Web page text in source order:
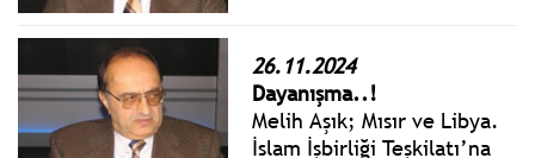
merkezi olmasına önem
veriliyordu.
inkılâpları doğrultusunda,
çağdaş bilim ve eğitim
esaslarına göre, devletin
gözetim ve denetimi
26.11.2024
Dayanışma..!
Melih Aşık; Mısır ve Libya.
İslam İşbirliği Teşkilatı’na